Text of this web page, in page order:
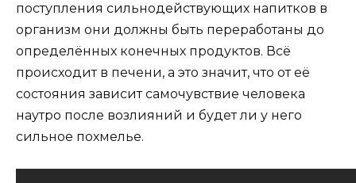
поступления сильнодействующих напитков в
организм они должны быть переработаны до
определённых конечных продуктов. Всё
происходит в печени, а это значит, что от её
состояния зависит самочувствие человека
наутро после возлияний и будет ли у него
сильное похмелье.